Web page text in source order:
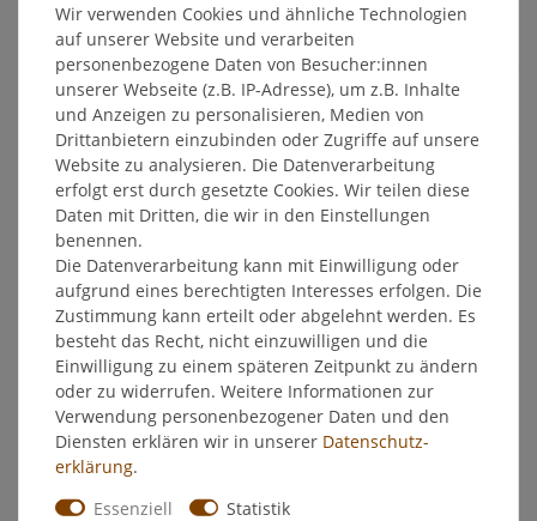
Beschreibung
Weitere Details
Hersteller
Feidal Vollton- und Abtönfarbe 0,25l - Farngrün
Zum Abtönen aller wässrigen Anstrichmittel wie Dispersion-,
Latex, Binder-, Kalk- und Leimfarben, Plastiken und
Kunststoffputzen. Auch als Sockelfarbe bestens geeignet.
Anstrichaufbau:
verdünnen. Schlussanstrich unverdünnt. Bei stark saugenden
Wir verwenden Cookies und ähnliche Technologien
auf unserer Website und verarbeiten
personenbezogene Daten von Besucher:innen
unserer Webseite (z.B. IP-Adresse), um z.B. Inhalte
und Anzeigen zu personalisieren, Medien von
Drittanbietern einzubinden oder Zugriffe auf unsere
Website zu analysieren. Die Datenverarbeitung
erfolgt erst durch gesetzte Cookies. Wir teilen diese
Daten mit Dritten, die wir in den Einstellungen
benennen.
Die Datenverarbeitung kann mit Einwilligung oder
aufgrund eines berechtigten Interesses erfolgen. Die
Zustimmung kann erteilt oder abgelehnt werden. Es
besteht das Recht, nicht einzuwilligen und die
Einwilligung zu einem späteren Zeitpunkt zu ändern
oder zu widerrufen. Weitere Informationen zur
Verwendung personenbezogener Daten und den
Diensten erklären wir in unserer Daten­schutz­
erklärung.
Essenziell
Statistik